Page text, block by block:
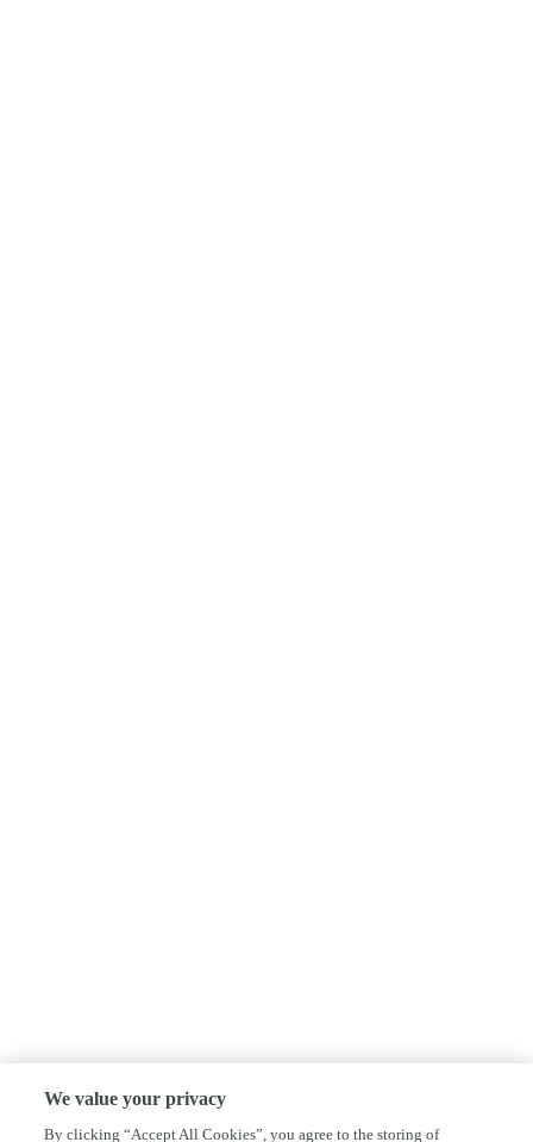
We value your privacy
By clicking “Accept All Cookies”, you agree to the storing of